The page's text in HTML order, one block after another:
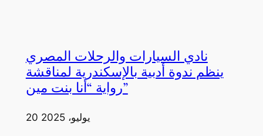
نادي السيارات والرحلات المصري
ينظم ندوة أدبية بالإسكندرية لمناقشة
رواية “أنا بنت مين”
20 يوليو، 2025